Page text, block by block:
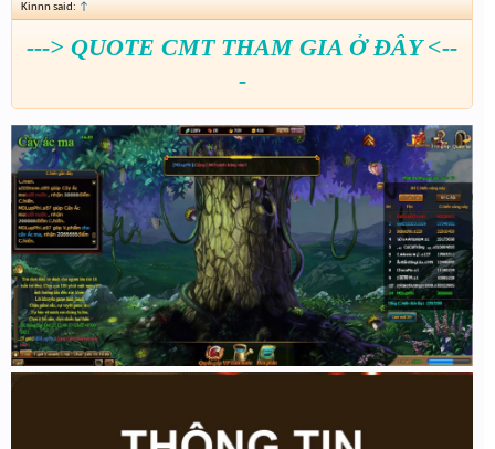
Kinnn said: ↑
---> QUOTE CMT THAM GIA Ở ĐÂY <--
-